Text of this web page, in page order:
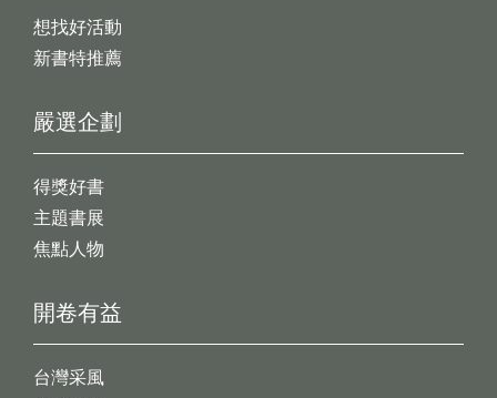
想找好活動
新書特推薦
開卷有益
台灣采風
嚴選企劃
得獎好書
主題書展
焦點人物